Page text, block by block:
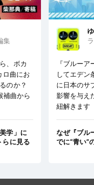
集
、ボカ
ロ曲にお
のか？
補曲から
学」に
らに見る
『ブルー
してエデン
に日本のサ
影響を与え
紐解きます
なぜ『ブル
でに“青い”